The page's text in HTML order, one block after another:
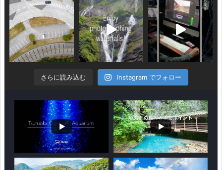
さらに読み込む Instagram でフォロー